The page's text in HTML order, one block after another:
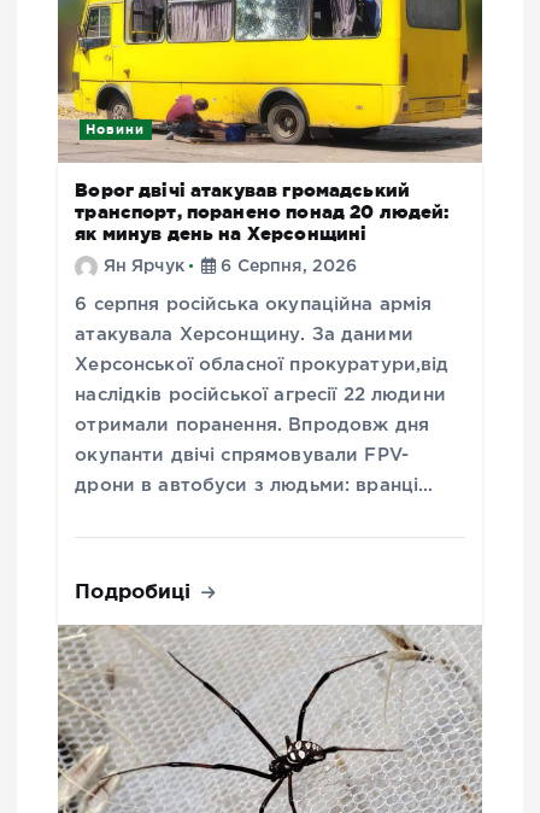
Новини
Ворог двічі атакував громадський
транспорт, поранено понад 20 людей:
як минув день на Херсонщині
Ян Ярчук 6 Серпня, 2026
6 серпня російська окупаційна армія
атакувала Херсонщину. За даними
Херсонської обласної прокуратури,від
наслідків російської агресії 22 людини
отримали поранення. Впродовж дня
окупанти двічі спрямовували FPV-
дрони в автобуси з людьми: вранці…
Подробиці